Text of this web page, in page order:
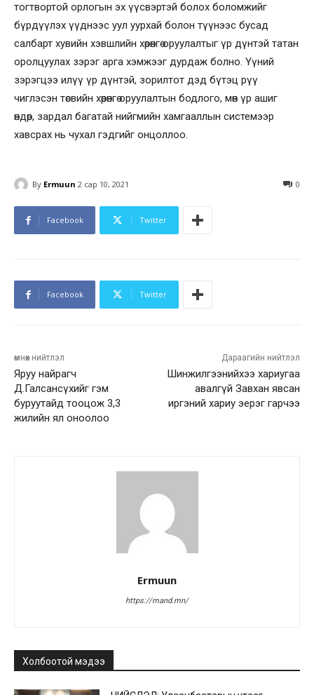
тогтвортой орлогын эх үүсвэртэй болох боломжийг
бүрдүүлэх үүднээс уул уурхай болон түүнээс бусад
салбарт хувийн хэвшлийн хөрөнгө оруулалтыг үр дүнтэй татан
оролцуулах зэрэг арга хэмжээг дурдаж болно. Үүний
зэрэгцээ илүү үр дүнтэй, зорилтот дэд бүтэц рүү
чиглэсэн төсвийн хөрөнгө оруулалтын бодлого, мөн үр ашиг
өндөр, зардал багатай нийгмийн хамгааллын системээр
хавсрах нь чухал гэдгийг онцоллоо.
By Ermuun 2 сар 10, 2021 0
Facebook Twitter
Facebook Twitter
өмнөх нийтлэл
Яруу найрагч
Д.Галсансүхийг гэм
буруутайд тооцож 3,3
жилийн ял оноолоо
Дараагийн нийтлэл
Шинжилгээнийхээ хариугаа
авалгүй Завхан явсан
иргэний хариу эерэг гарчээ
Ermuun
https://mand.mn/
Холбоотой мэдээ